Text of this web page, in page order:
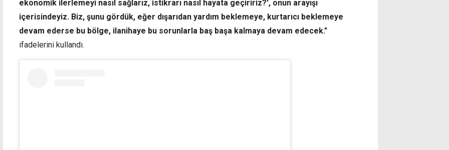
ekonomik ilerlemeyi nasıl sağlarız, istikrarı nasıl hayata geçiririz?', onun arayışı
içerisindeyiz. Biz, şunu gördük, eğer dışarıdan yardım beklemeye, kurtarıcı beklemeye
devam ederse bu bölge, ilanihaye bu sorunlarla baş başa kalmaya devam edecek."
ifadelerini kullandı.